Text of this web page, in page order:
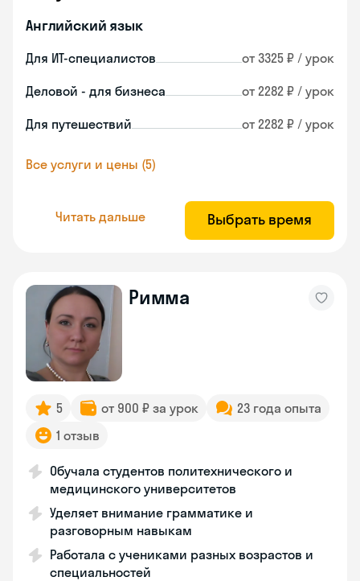
Английский язык
Для ИТ-специалистов от 3325 ₽ / урок
Деловой - для бизнеса от 2282 ₽ / урок
Для путешествий от 2282 ₽ / урок
Все услуги и цены (5)
Читать дальше Выбрать время
Римма
5 от 900 ₽ за урок
23 года опыта
1 отзыв
Обучала студентов политехнического и
медицинского университетов
Уделяет внимание грамматике и
разговорным навыкам
Работала с учениками разных возрастов и
специальностей